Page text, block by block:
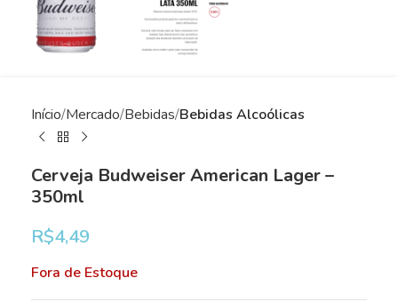
Início Mercado Bebidas Bebidas Alcoólicas
Cerveja Budweiser American Lager –
350ml
R$4,49
Fora de Estoque